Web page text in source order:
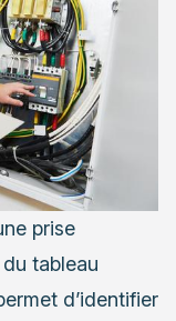
prise
tableau
d’identifier